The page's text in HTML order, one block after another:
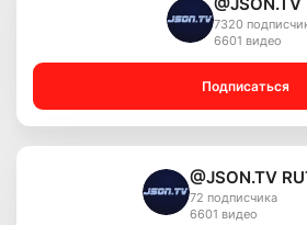
@JSON.TV
7320
6601 видео
Подписаться
@JSON.TV
72 подписчика
6601 видео